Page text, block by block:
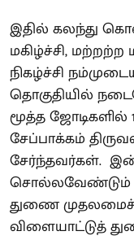
இதில் கலந்து
மகிழ்ச்சி,
நிகழ்ச்சி
தொகுதியில்
மூத்த
சேப்பாக்கம்
சேர்ந்தவர்கள்.
சொல்லவேண்டும்
துணை
விளையாட்டுத்